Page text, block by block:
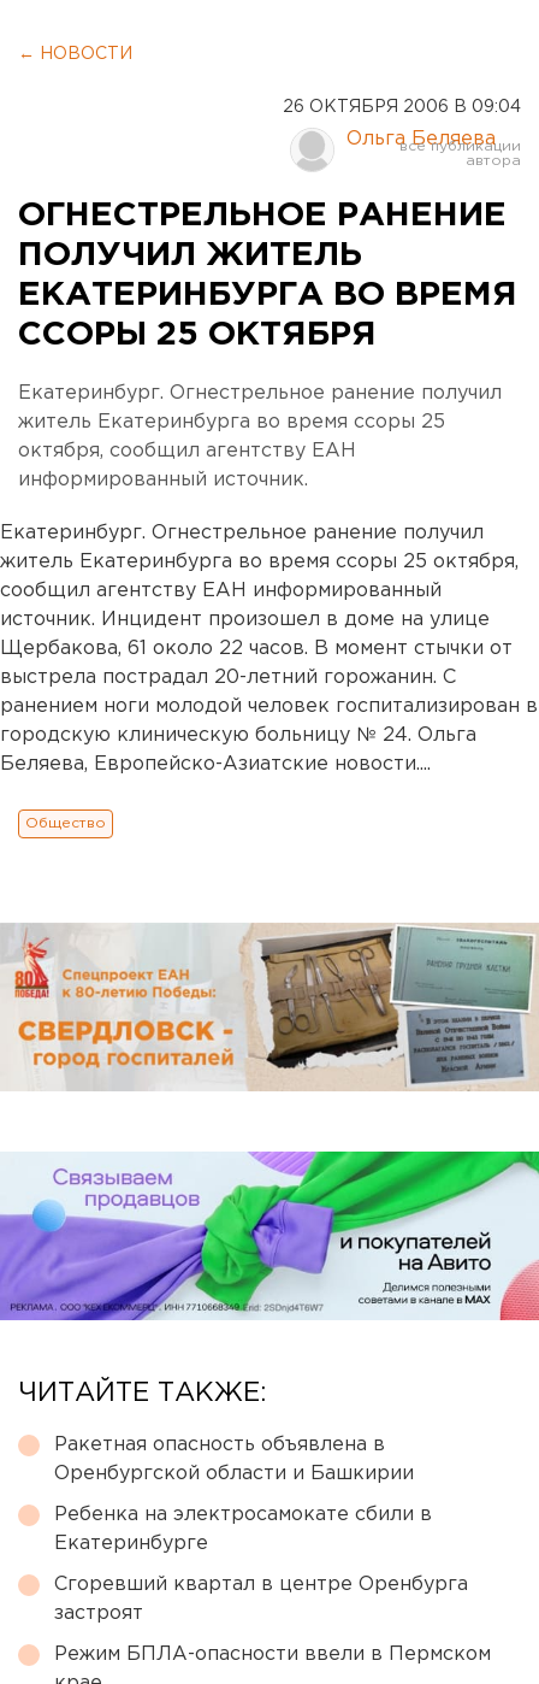
← НОВОСТИ
26 ОКТЯБРЯ 2006 В 09:04
Ольга Беляева
ОГНЕСТРЕЛЬНОЕ РАНЕНИЕ
ПОЛУЧИЛ ЖИТЕЛЬ
ЕКАТЕРИНБУРГА ВО ВРЕМЯ
ССОРЫ 25 ОКТЯБРЯ
Екатеринбург. Огнестрельное ранение получил
житель Екатеринбурга во время ссоры 25
октября, сообщил агентству ЕАН
информированный источник.
Екатеринбург. Огнестрельное ранение получил
житель Екатеринбурга во время ссоры 25 октября,
сообщил агентству ЕАН информированный
источник. Инцидент произошел в доме на улице
Щербакова, 61 около 22 часов. В момент стычки от
выстрела пострадал 20-летний горожанин. С
ранением ноги молодой человек госпитализирован в
городскую клиническую больницу № 24. Ольга
Беляева, Европейско-Азиатские новости....
Общество
ЧИТАЙТЕ ТАКЖЕ:
Ракетная опасность объявлена в
Оренбургской области и Башкирии
Ребенка на электросамокате сбили в
Екатеринбурге
Сгоревший квартал в центре Оренбурга
застроят
Режим БПЛА-опасности ввели в Пермском